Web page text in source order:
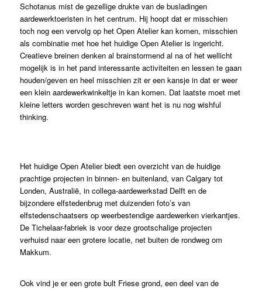
Schotanus mist de gezellige drukte van de busladingen
aardewerktoeristen in het centrum. Hij hoopt dat er misschien
toch nog een vervolg op het Open Atelier kan komen, misschien
als combinatie met hoe het huidige Open Atelier is ingericht.
Creatieve breinen denken al brainstormend al na of het wellicht
mogelijk is in het pand interessante activiteiten en lessen te gaan
houden/geven en heel misschien zit er een kansje in dat er weer
een klein aardewerkwinkeltje in kan komen. Dat laatste moet met
kleine letters worden geschreven want het is nu nog wishful
thinking.
Het huidige Open Atelier biedt een overzicht van de huidige
prachtige projecten in binnen- en buitenland, van Calgary tot
Londen, Australië, in collega-aardewerkstad Delft en de
bijzondere elfstedenbrug met duizenden foto’s van
elfstedenschaatsers op weerbestendige aardewerken vierkantjes.
De Tichelaar-fabriek is voor deze grootschalige projecten
verhuisd naar een grotere locatie, net buiten de rondweg om
Makkum.
Ook vind je er een grote bult Friese grond, een deel van de